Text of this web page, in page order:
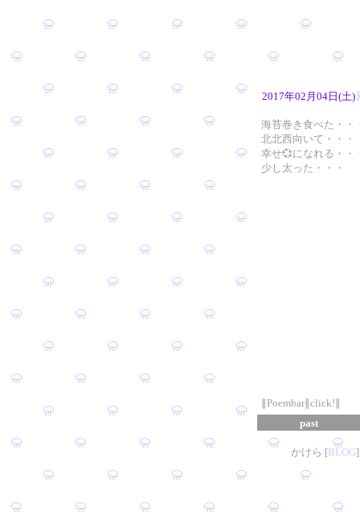
2017年02月04日(土)
海苔巻き食べた・・
北北西向いて・・・
幸せ💞になれる・・
少し太った・・・
∥Poembar∥click!∥
past
かけら [BLOG